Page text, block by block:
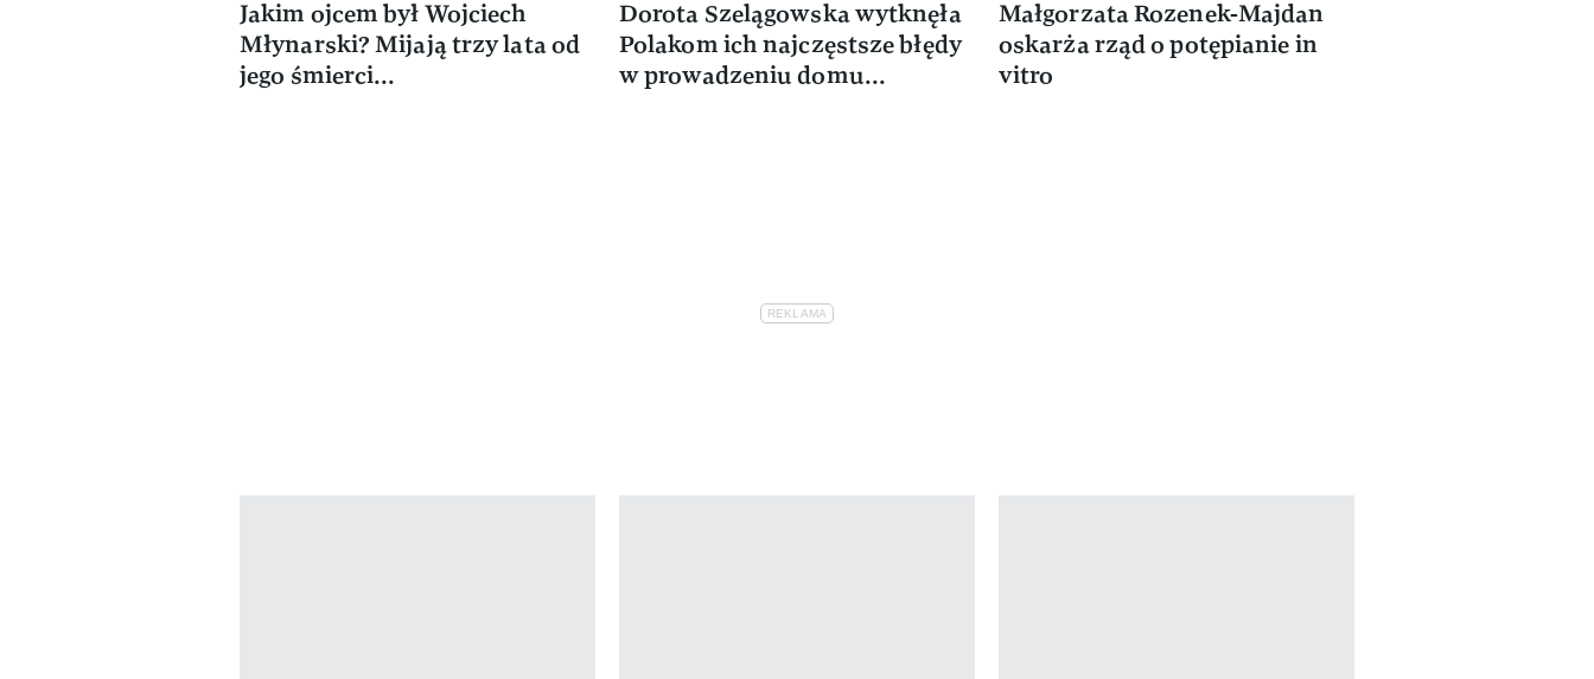
Jakim ojcem był Wojciech
Młynarski? Mijają trzy lata od
jego śmierci...
Dorota Szelągowska wytknęła
Polakom ich najczęstsze błędy
w prowadzeniu domu...
Małgorzata Rozenek-Majdan
oskarża rząd o potępianie in
vitro